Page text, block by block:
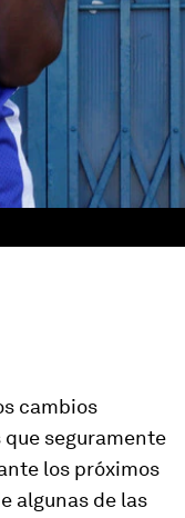
cambios
seguramente
los próximos
algunas de las